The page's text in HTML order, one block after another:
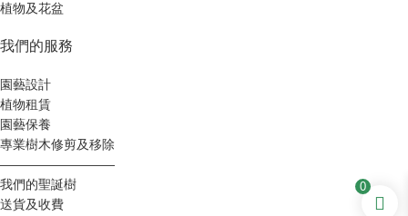
植物及花盆
我們的服務
園藝設計
植物租賃
園藝保養
專業樹木修剪及移除
—————————
我們的聖誕樹
送貨及收費
0